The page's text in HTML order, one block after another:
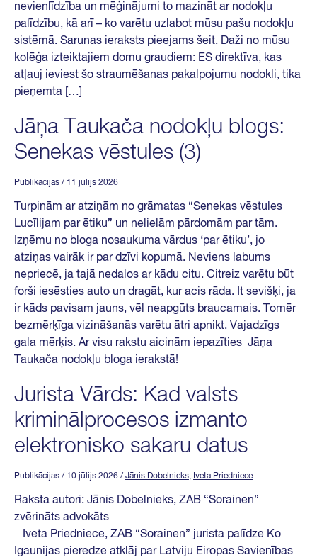
nevienlīdzība un mēģinājumi to mazināt ar nodokļu
palīdzību, kā arī – ko varētu uzlabot mūsu pašu nodokļu
sistēmā. Sarunas ieraksts pieejams šeit. Daži no mūsu
kolēģa izteiktajiem domu graudiem: ES direktīva, kas
atļauj ieviest šo straumēšanas pakalpojumu nodokli, tika
pieņemta […]
Jāņa Taukača nodokļu blogs:
Senekas vēstules (3)
Publikācijas / 11 jūlijs 2026
Turpinām ar atziņām no grāmatas “Senekas vēstules
Lucīlijam par ētiku” un nelielām pārdomām par tām.
Izņēmu no bloga nosaukuma vārdus ‘par ētiku’, jo
atziņas vairāk ir par dzīvi kopumā. Neviens labums
nepriecē, ja tajā nedalos ar kādu citu. Citreiz varētu būt
forši iesēsties auto un dragāt, kur acis rāda. It sevišķi, ja
ir kāds pavisam jauns, vēl neapgūts braucamais. Tomēr
bezmērķīga vizināšanās varētu ātri apnikt. Vajadzīgs
gala mērķis. Ar visu rakstu aicinām iepazīties Jāņa
Taukača nodokļu bloga ierakstā!
Jurista Vārds: Kad valsts
kriminālprocesos izmanto
elektronisko sakaru datus
Publikācijas / 10 jūlijs 2026 / Jānis Dobelnieks, Iveta Priedniece
Raksta autori: Jānis Dobelnieks, ZAB “Sorainen”
zvērināts advokāts
Iveta Priedniece, ZAB “Sorainen” jurista palīdze Ko
Igaunijas pieredze atklāj par Latviju Eiropas Savienības